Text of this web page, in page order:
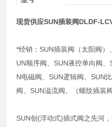
现货供应SUN插装阀DLDF-
*经销：SUN插装阀（太阳阀
UN顺序阀、SUN液控单向阀
N电磁阀、SUN逻辑阀、SUN
阀、SUN溢流阀。（螺纹插装阀
SUN创(浮动式)插式阀之先河